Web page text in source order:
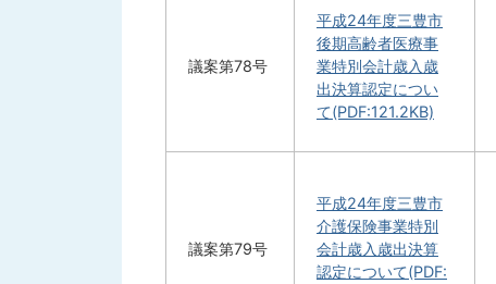
議案第78号
平成24年度三豊市
後期高齢者医療事
業特別会計歳入歳
出決算認定につい
て(PDF:121.2KB)
議案第79号
平成24年度三豊市
介護保険事業特別
会計歳入歳出決算
認定について(PDF: